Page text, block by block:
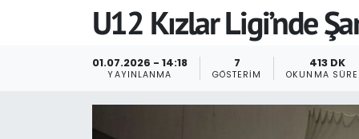
U12 Kızlar Ligi’nde
01.07.2026 - 14:18
YAYINLANMA
7
GÖSTERIM
413 DK
OKUNMA
Güncel